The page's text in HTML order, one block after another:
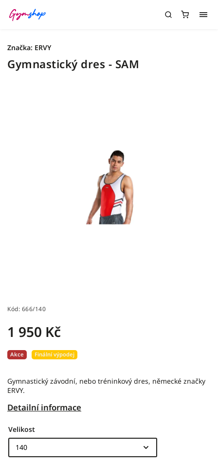
Gymnastický dres - SAM
Kód: 666/140
1 950 Kč
Gymnastický závodní, nebo tréninkový dres, německé značky
ERVY.
Detailní informace
Akce Finální výpodej
Značka: ERVY
Velikost